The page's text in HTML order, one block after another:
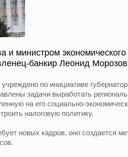
и министром экономического
банкир Леонид
по инициативе
задачи выработать
на его социально-
налоговую политику.
новых кадров, оно создается